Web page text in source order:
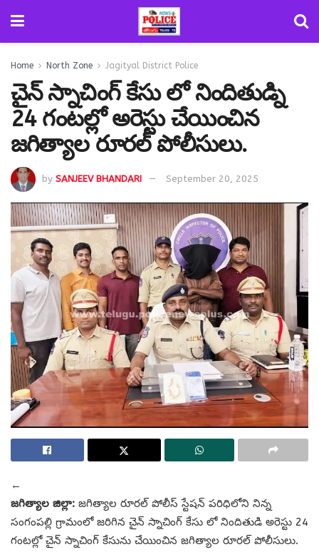
Home North Zone Jagityal District Police
చైన్ స్నాచింగ్ కేసు లో నిందితుడ్ని
24 గంటల్లో అరెస్టు చేయించిన
జగిత్యాల రూరల్ పోలీసులు.
by SANJEEV BHANDARI September 20, 2025
←
జగిత్యాల జిల్లా: జగిత్యాల రూరల్ పోలీస్ స్టేషన్ పరిధిలోని నిన్న
సంగంపల్లి గ్రామంలో జరిగిన చైన్ స్నాచింగ్ కేసు లో నిందితుడి అరెస్టు 24
గంటల్లో చైన్ స్నాచింగ్ కేసును చేయించిన జగిత్యాల రూరల్ పోలీసులు.